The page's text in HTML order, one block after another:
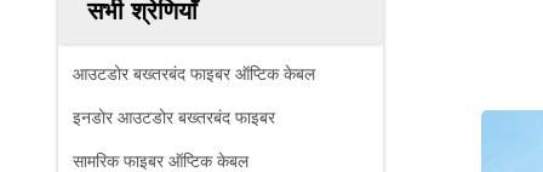
सभी श्रेणियाँ
आउटडोर बख्तरबंद फाइबर ऑप्टिक केबल
इनडोर आउटडोर बख्तरबंद फाइबर
सामरिक फाइबर ऑप्टिक केबल